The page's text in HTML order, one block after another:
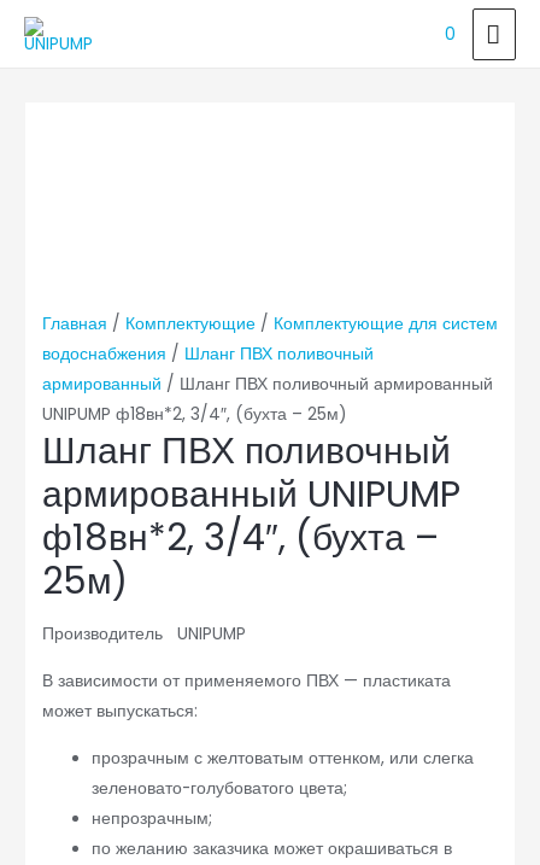
0
Главная / Комплектующие/ Комплектующие для систем
водоснабжения / Шланг ПВХ поливочный
армированный / Шланг ПВХ поливочный армированный
UNIPUMP ф18вн*2, 3/4″, (бухта – 25м)
Шланг ПВХ поливочный
армированный UNIPUMP
ф18вн*2, 3/4″, (бухта –
25м)
Производитель UNIPUMP
В зависимости от применяемого ПВХ — пластиката
может выпускаться:
прозрачным с желтоватым оттенком, или слегка
зеленовато-голубоватого цвета;
непрозрачным;
по желанию заказчика может окрашиваться в